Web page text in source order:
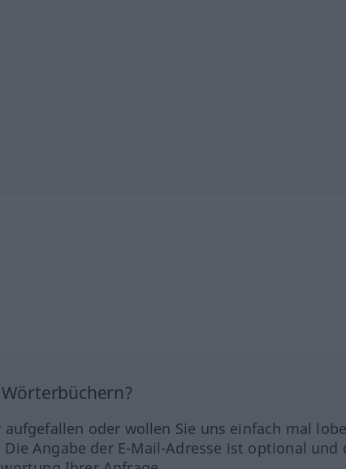
oder wollen Sie uns einfach mal
Angabe der E-Mail-Adresse ist optional und